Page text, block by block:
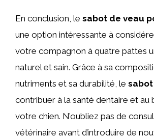
En conclusion, le sabot de veau
une option intéressante à
votre compagnon à quatre pattes
naturel et sain. Grâce à sa
nutriments et sa durabilité, le
contribuer à la santé dentaire et au
votre chien. N’oubliez pas de
vétérinaire avant d’introduire de